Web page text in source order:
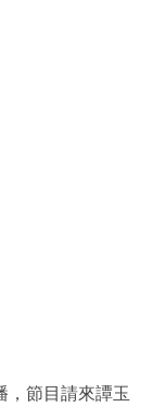
，節目請來譚玉